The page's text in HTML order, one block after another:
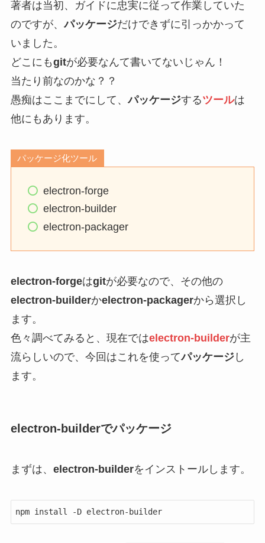
著者は当初、ガイドに忠実に従って作業していた
のですが、パッケージだけできずに引っかかって
いました。
どこにもgitが必要なんて書いてないじゃん！
当たり前なのかな？？
愚痴はここまでにして、パッケージするツールは
他にもあります。
パッケージ化ツール
electron-forge
electron-builder
electron-packager
electron-forgeはgitが必要なので、その他の
electron-builderかelectron-packagerから選択し
ます。
色々調べてみると、現在ではelectron-builderが主
流らしいので、今回はこれを使ってパッケージし
ます。
electron-builderでパッケージ
まずは、 electron-builderをインストールします。
npm install -D electron-builder